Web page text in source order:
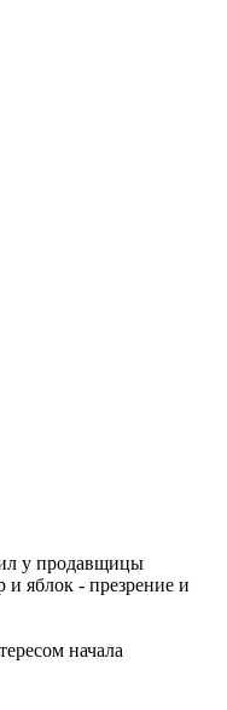
у продавщицы
яблок - презрение и
начала